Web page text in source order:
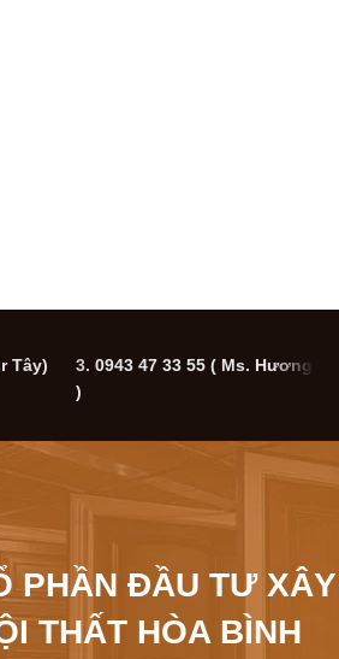
Tây) 3. 0943 47 33 55 ( Ms. Hương
)
PHẦN ĐẦU TƯ XÂY
THẤT HÒA BÌNH